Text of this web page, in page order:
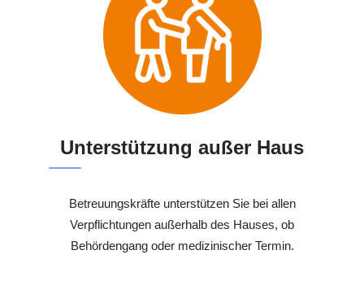
Unterstützung außer Haus
Betreuungskräfte unterstützen Sie bei allen
Verpflichtungen außerhalb des Hauses, ob
Behördengang oder medizinischer Termin.